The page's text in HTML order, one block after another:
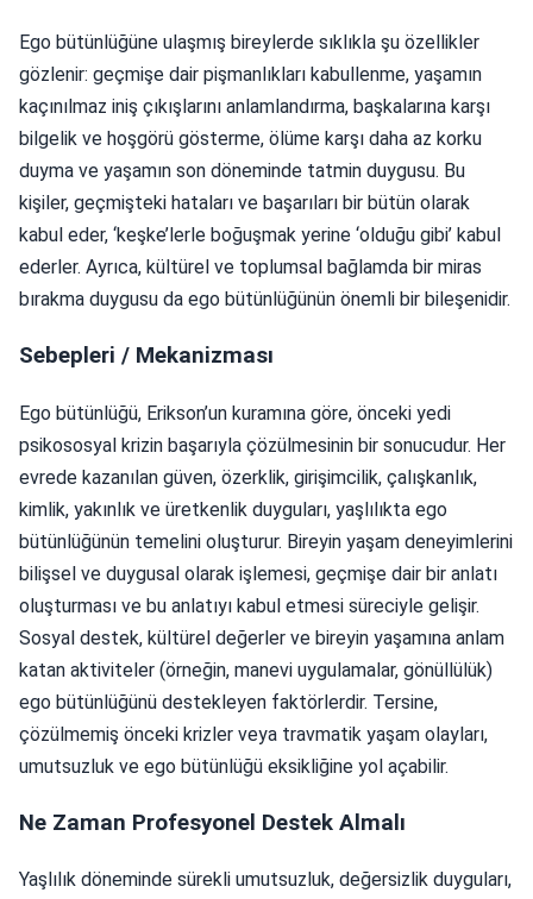
Ego bütünlüğüne ulaşmış bireylerde sıklıkla şu özellikler
gözlenir: geçmişe dair pişmanlıkları kabullenme, yaşamın
kaçınılmaz iniş çıkışlarını anlamlandırma, başkalarına karşı
bilgelik ve hoşgörü gösterme, ölüme karşı daha az korku
duyma ve yaşamın son döneminde tatmin duygusu. Bu
kişiler, geçmişteki hataları ve başarıları bir bütün olarak
kabul eder, ‘keşke’lerle boğuşmak yerine ‘olduğu gibi’ kabul
ederler. Ayrıca, kültürel ve toplumsal bağlamda bir miras
bırakma duygusu da ego bütünlüğünün önemli bir bileşenidir.
Sebepleri / Mekanizması
Ego bütünlüğü, Erikson’un kuramına göre, önceki yedi
psikososyal krizin başarıyla çözülmesinin bir sonucudur. Her
evrede kazanılan güven, özerklik, girişimcilik, çalışkanlık,
kimlik, yakınlık ve üretkenlik duyguları, yaşlılıkta ego
bütünlüğünün temelini oluşturur. Bireyin yaşam deneyimlerini
bilişsel ve duygusal olarak işlemesi, geçmişe dair bir anlatı
oluşturması ve bu anlatıyı kabul etmesi süreciyle gelişir.
Sosyal destek, kültürel değerler ve bireyin yaşamına anlam
katan aktiviteler (örneğin, manevi uygulamalar, gönüllülük)
ego bütünlüğünü destekleyen faktörlerdir. Tersine,
çözülmemiş önceki krizler veya travmatik yaşam olayları,
umutsuzluk ve ego bütünlüğü eksikliğine yol açabilir.
Ne Zaman Profesyonel Destek Almalı
Yaşlılık döneminde sürekli umutsuzluk, değersizlik duyguları,